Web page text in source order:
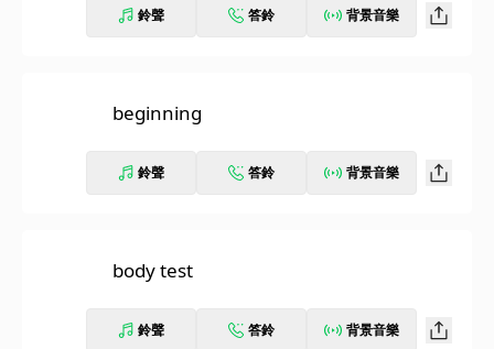
鈴聲 答鈴 背景音樂
beginning
鈴聲 答鈴 背景音樂
body test
鈴聲 答鈴 背景音樂